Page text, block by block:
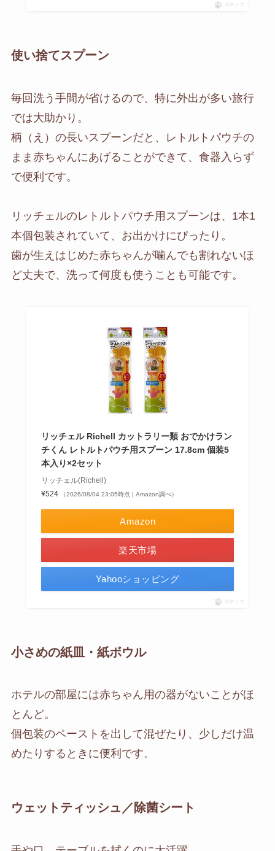
ポチップ
使い捨てスプーン
毎回洗う手間が省けるので、特に外出が多い旅行
では大助かり。
柄（え）の長いスプーンだと、レトルトパウチの
まま赤ちゃんにあげることができて、食器入らず
で便利です。
リッチェルのレトルトパウチ用スプーンは、1本1
本個包装されていて、お出かけにぴったり。
歯が生えはじめた赤ちゃんが噛んでも割れないほ
ど丈夫で、洗って何度も使うことも可能です。
リッチェル Richell カットラリー類 おでかけラン
チくん レトルトパウチ用スプーン 17.8cm 個装5
本入り×2セット
リッチェル(Richell)
¥524
（2026/08/04 23:05時点 | Amazon調べ）
Amazon
楽天市場
Yahooショッピング
ポチップ
小さめの紙皿・紙ボウル
ホテルの部屋には赤ちゃん用の器がないことがほ
とんど。
個包装のペーストを出して混ぜたり、少しだけ温
めたりするときに便利です。
ウェットティッシュ／除菌シート